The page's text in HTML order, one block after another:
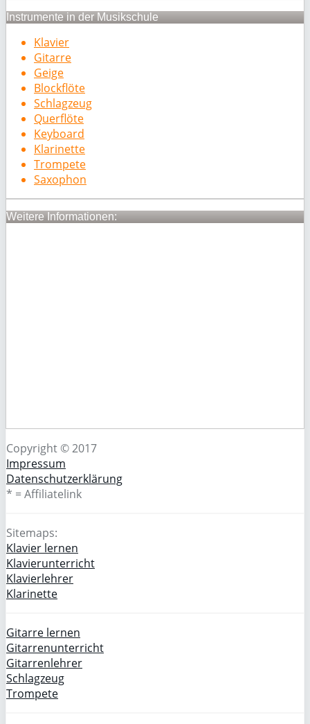
Instrumente in der Musikschule
Klavier
Gitarre
Geige
Blockflöte
Schlagzeug
Querflöte
Keyboard
Klarinette
Trompete
Saxophon
Weitere Informationen:
Copyright © 2017
Impressum
Datenschutzerklärung
* = Affiliatelink
Sitemaps:
Klavier lernen
Klavierunterricht
Klavierlehrer
Klarinette
Gitarre lernen
Gitarrenunterricht
Gitarrenlehrer
Schlagzeug
Trompete